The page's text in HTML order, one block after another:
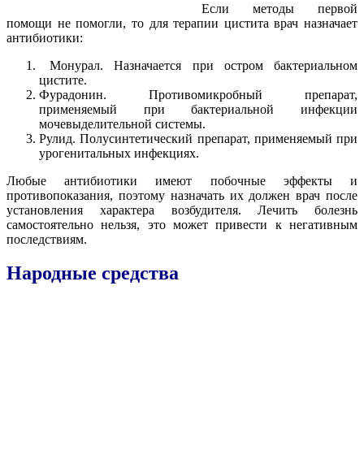
Если методы первой
помощи не помогли, то для терапии цистита врач назначает
антибиотики:
Монурал. Назначается при остром бактериальном
цистите.
Фурадонин. Противомикробный препарат,
применяемый при бактериальной инфекции
мочевыделительной системы.
Рулид. Полусинтетический препарат, применяемый при
урогенитальных инфекциях.
Любые антибиотики имеют побочные эффекты и
противопоказания, поэтому назначать их должен врач после
установления характера возбудителя. Лечить болезнь
самостоятельно нельзя, это может привести к негативным
последствиям.
Народные средства